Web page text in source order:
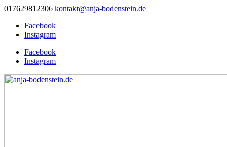
017629812306 kontakt@anja-bodenstein.de
Facebook
Instagram
Facebook
Instagram